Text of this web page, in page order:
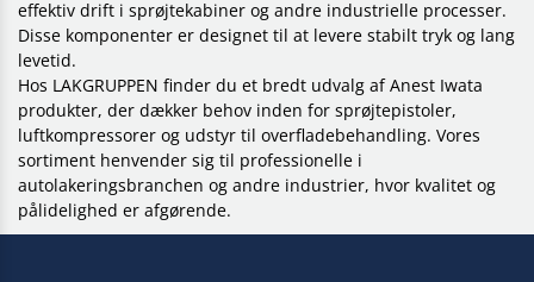
og ensartet påføring af lak og maling, hvilket er essentielt for
et professionelt resultat.
LUFTKOMPRESSORER OG VAKUUMPUMPER
Ud over sprøjtepistoler tilbyder Anest Iwata også pålidelige
luftkompressorer og vakuumpumper, der understøtter
effektiv drift i sprøjtekabiner og andre industrielle processer.
Disse komponenter er designet til at levere stabilt tryk og lang